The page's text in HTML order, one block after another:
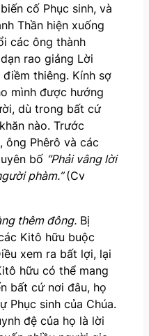
cố Phục sinh, và
Thần hiện xuống
các ông thành
rao giảng Lời
điềm thiêng. Kính sợ
mình được hướng
dù trong bất cứ
nào. Trước
ông Phêrô và các
bố “Phải vâng lời
phàm.”(Cv
thêm đông.Bị
Kitô hữu buộc
xem ra bất lợi, lại
hữu có thể mang
bất cứ nơi đâu, họ
Phục sinh của Chúa.
đệ của họ là lời